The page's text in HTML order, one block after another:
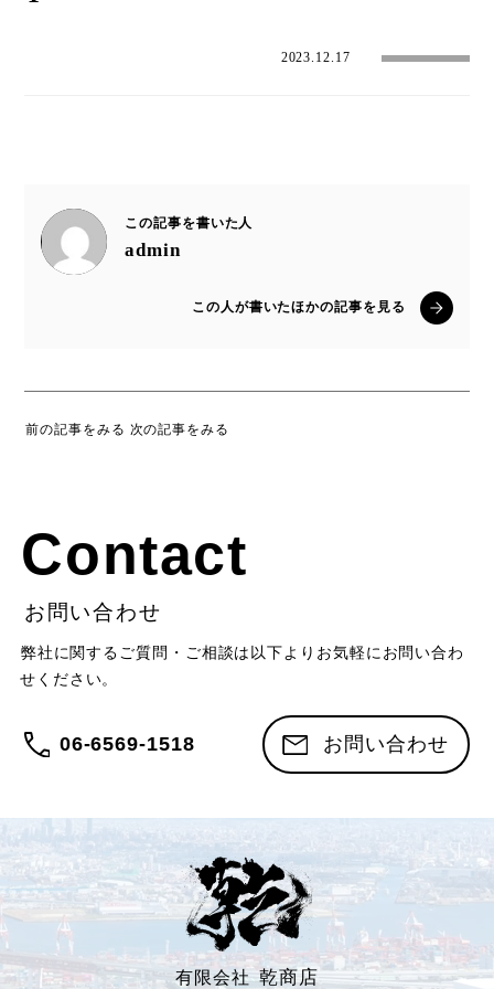
2023.12.17
この記事を書いた人
admin
この人が書いたほかの記事を見る
前の記事をみる 次の記事をみる
お問い合わせ
Contact
弊社に関するご質問・ご相談は以下よりお気軽にお問い合わ
せください。
06-6569-1518 お問い合わせ
有限会社 乾商店